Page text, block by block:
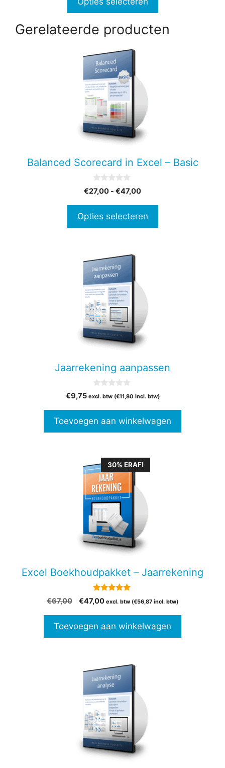
€347,00
Gerelateerde producten
Balanced Scorecard in Excel – Basic
0
v
5
€27,00 - €47,00Prijsklasse:
€47,00
Opties selecteren
worden
productpagina
Jaarrekening aanpassen
v
5
€9,75 excl. btw (€11,80 incl. btw)
Toevoegen aan winkelwagen
30% ERAF!
Excel Boekhoudpakket – Jaarrekening
5.00
van 5
€67,00
Oorspronkelijke
€67,00.
€47,00Huidige
€47,00.
excl. btw (€56,87 incl. btw)
Toevoegen aan winkelwagen